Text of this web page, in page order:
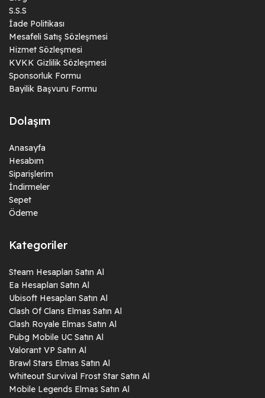
S.S.S
İade Politikası
Mesafeli Satış Sözleşmesi
Hizmet Sözleşmesi
KVKK Gizlilik Sözleşmesi
Sponsorluk Formu
Bayilik Başvuru Formu
Dolaşım
Anasayfa
Hesabım
Siparişlerim
İndirmeler
Sepet
Ödeme
Kategoriler
Steam Hesapları Satın Al
Ea Hesapları Satın Al
Ubisoft Hesapları Satın Al
Clash Of Clans Elmas Satın Al
Clash Royale Elmas Satın Al
Pubg Mobile UC Satın Al
Valorant VP Satın Al
Brawl Stars Elmas Satın Al
Whiteout Survival Frost Star Satın Al
Mobile Legends Elmas Satın Al